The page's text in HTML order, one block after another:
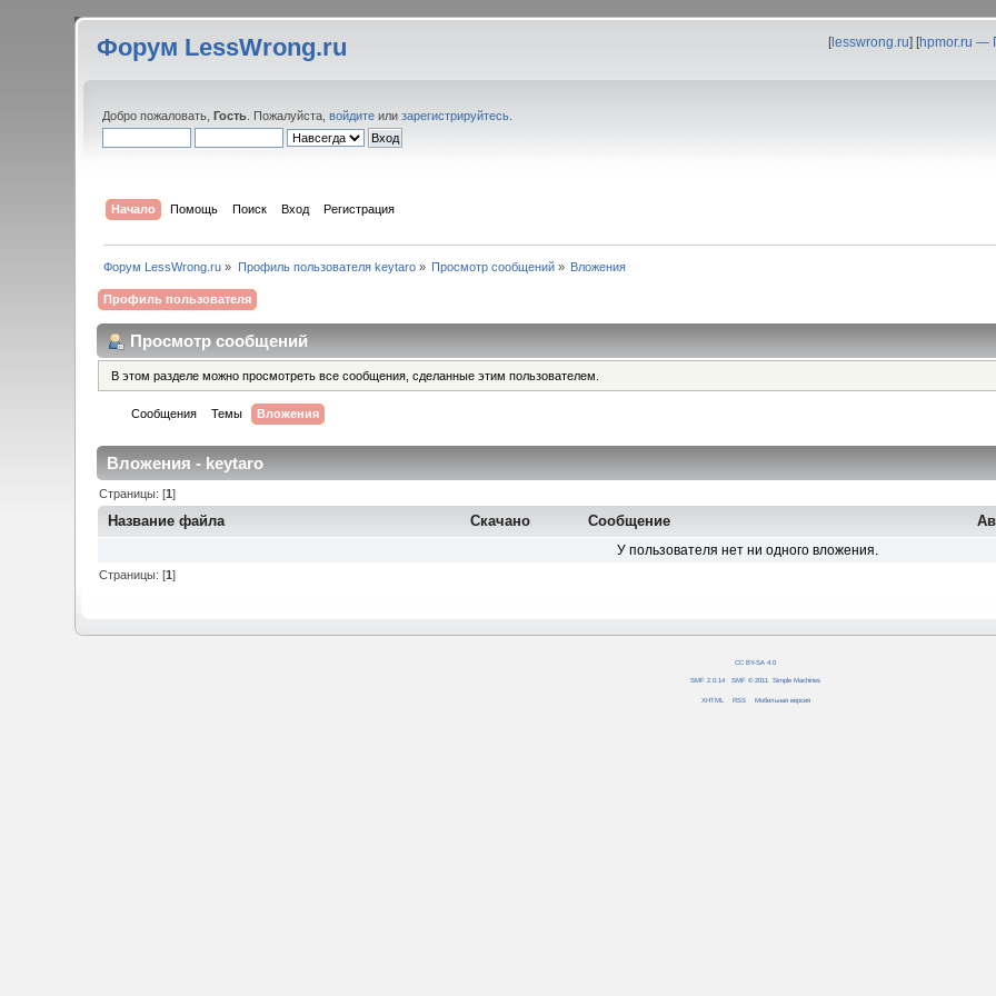
Форум LessWrong.ru [lesswrong.ru] [hpmor.ru
Добро пожаловать,Гость . Пожалуйста,войдите илизарегистрируйтесь
Начало Помощь Поиск Вход Регистрация
Форум LessWrong.ru » Профиль пользователя keytaro» Просмотр сообщений » Вложения
Профиль пользователя
Просмотр сообщений
В этом разделе можно просмотреть все сообщения, сделанные этим пользователем.
Сообщения Темы Вложения
Вложения - keytaro
Страницы: [1]
Название файла Скачано Сообщение
У пользователя нет ни одного вложения.
Страницы: [1]
CC BY-SA 4.0
SMF 2.0.14 SMF © 2011 Simple Machines
XHTML RSS Мобильная версия